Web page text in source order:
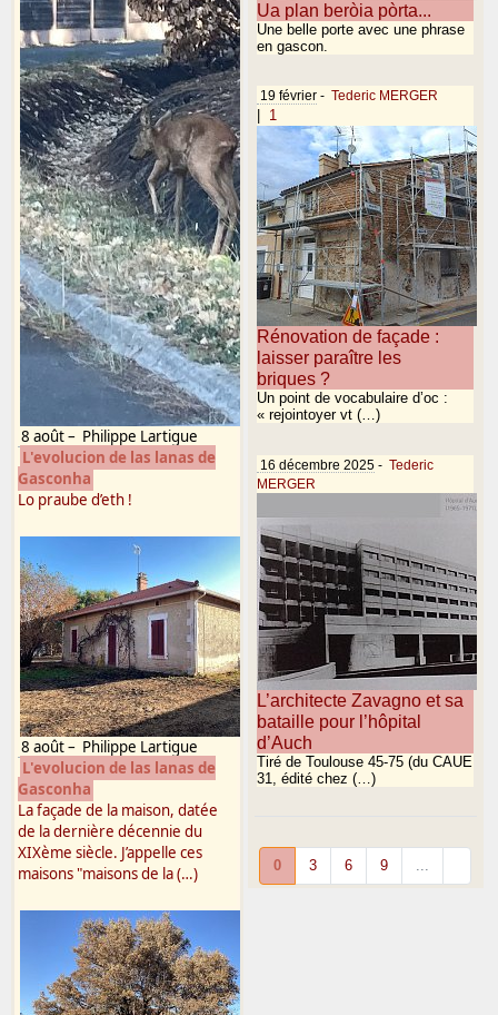
8 août– Philippe Lartigue
L'evolucion de las lanas de
Gasconha
Lo praube d’eth !
8 août– Philippe Lartigue
L'evolucion de las lanas de
Gasconha
La façade de la maison, datée
de la dernière décennie du
XIXème siècle. J’appelle ces
maisons "maisons de la (…)
Ua plan beròia pòrta...
Une belle porte avec une phrase
en gascon.
19 février - Tederic MERGER
1
Rénovation de façade :
laisser paraître les
briques ?
Un point de vocabulaire d’oc :
« rejointoyer vt (…)
16 décembre 2025 - Tederic
MERGER
L’architecte Zavagno et sa
bataille pour l’hôpital
d’Auch
Tiré de Toulouse 45-75 (du CAUE
31, édité chez (…)
0 3 6 9 ...